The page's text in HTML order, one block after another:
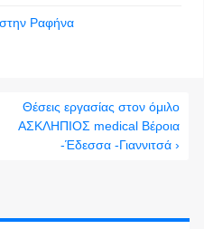
Ραφήνα
Θέσεις εργασίας στον όμιλο
ΑΣΚΛΗΠΙΟΣ medical Βέροια
-Έδεσσα -Γιαννιτσά ›